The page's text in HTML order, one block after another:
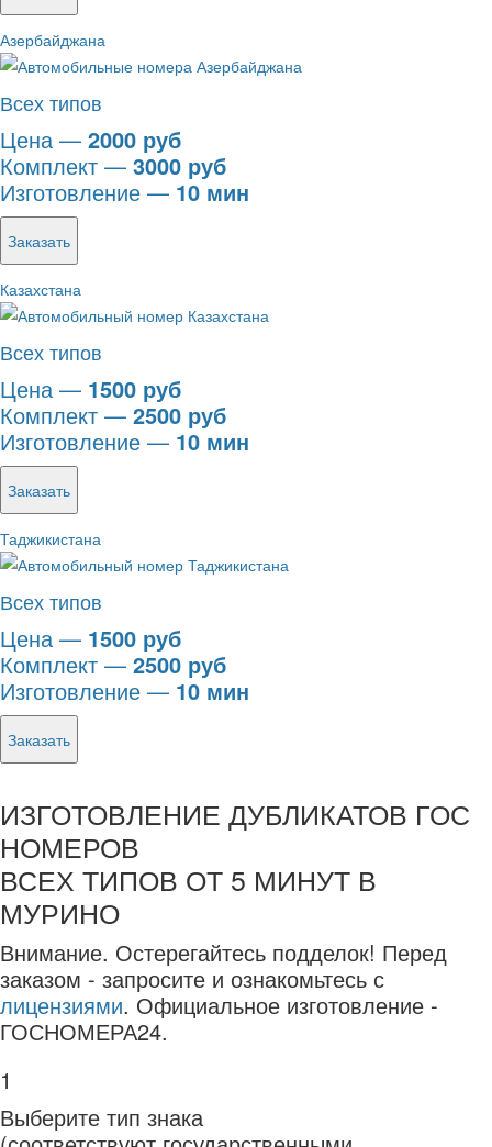
Азербайджана
Всех типов
Цена — 2000 руб
Комплект — 3000 руб
Изготовление — 10 мин
Заказать
Казахстана
Всех типов
Цена — 1500 руб
Комплект — 2500 руб
Изготовление — 10 мин
Заказать
Таджикистана
Всех типов
Цена — 1500 руб
Комплект — 2500 руб
Изготовление — 10 мин
Заказать
ИЗГОТОВЛЕНИЕ ДУБЛИКАТОВ ГОС
НОМЕРОВ
ВСЕХ ТИПОВ ОТ 5 МИНУТ В
МУРИНО
Внимание. Остерегайтесь подделок! Перед
заказом - запросите и ознакомьтесь с
лицензиями. Официальное изготовление -
ГОСНОМЕРА24.
1
Выберите тип знака